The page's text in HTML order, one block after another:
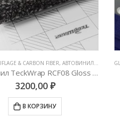
& CARBON FIBER, АВТОВИНИЛ TECKWRAP
Автовинил TeckWrap RCF08 Gloss Forged Carbon Lighter version
3200,00 ₽
В КОРЗИНУ